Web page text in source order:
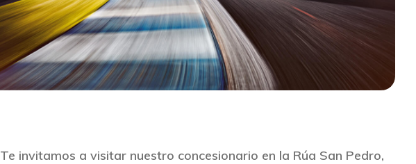
Te invitamos a visitar nuestro concesionario en la Rúa San Pedro,